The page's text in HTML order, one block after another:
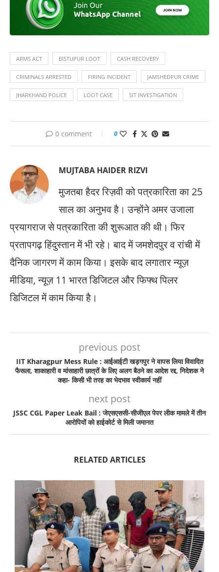
ARMS ACT BISTUPUR LOOT CASH RECOVERY
CRIMINALS ARRESTED FIRING INCIDENT JAMSHEDPUR CRIME
JHARKHAND POLICE LOOT CASE SIT INVESTIGATION
0 comment 0
MUJTABA HAIDER RIZVI
मुजतबा हैदर रिज़वी को पत्रकारिता का 25
साल का अनुभव है। उन्होंने अमर उजाला
प्रयागराज से पत्रकारिता की शुरूआत की थी। फिर
प्रतापगढ़ हिंदुस्तान में भी रहे। बाद में जमशेदपुर व रांची में
दैनिक जागरण में काम किया। इसके बाद लगातार न्यूज़
मीडिया, न्यूज़ 11 भारत डिजिटल और फिफ्थ पिलर
डिजिटल में काम किया है।
previous post
IIT Kharagpur Mess Rule : आईआईटी खड़गपुर ने वापस लिया विवादित
फैसला, शाकाहारी व मांसाहारी छात्रों के लिए अलग बैठने का आदेश रद्द, निदेशक ने
कहा- किसी भी तरह का भेदभाव स्वीकार्य नहीं
next post
JSSC CGL Paper Leak Bail : जेएसएससी-सीजीएल पेपर लीक मामले में तीन
आरोपियों को हाईकोर्ट से मिली जमानत
RELATED ARTICLES